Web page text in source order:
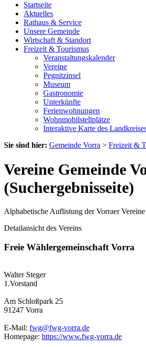
Startseite
Aktuelles
Rathaus & Service
Unsere Gemeinde
Wirtschaft & Standort
Freizeit & Tourismus
Veranstaltungskalender
Vereine
Pegnitzinsel
Museum
Gastronomie
Unterkünfte
Ferienwohnungen
Wohnmobilstellplätze
Interaktive Karte des
Sie sind hier: Gemeinde Vorra > Freizeit &
Vereine Gemeinde
(Suchergebnisseite)
Alphabetische Auflistung der Vorraer Vereine
Detailansicht des Vereins
Freie Wählergemeinschaft Vorra
Walter Steger
1.Vorstand
Am Schloßpark 25
91247 Vorra
E-Mail: fwg@fwg-vorra.de
Homepage: https://www.fwg-vorra.de